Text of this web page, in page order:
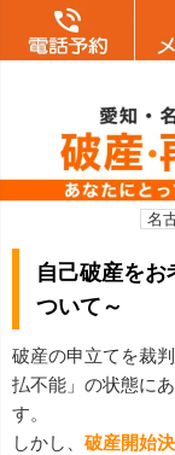
名
自己破産をお
ついて～
破産の申立てを裁
払不能」の状態に
す。
しかし、 破産開始